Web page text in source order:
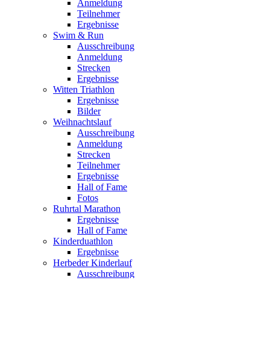
Anmeldung
Teilnehmer
Ergebnisse
Swim & Run
Ausschreibung
Anmeldung
Strecken
Ergebnisse
Witten Triathlon
Ergebnisse
Bilder
Weihnachtslauf
Ausschreibung
Anmeldung
Strecken
Teilnehmer
Ergebnisse
Hall of Fame
Fotos
Ruhrtal Marathon
Ergebnisse
Hall of Fame
Kinderduathlon
Ergebnisse
Herbeder Kinderlauf
Ausschreibung